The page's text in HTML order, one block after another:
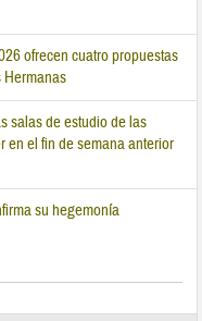
ofrecen cuatro propuestas
Hermanas
salas de estudio de las
en el fin de semana anterior
su hegemonía